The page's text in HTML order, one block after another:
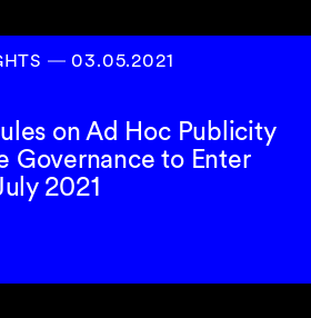
― 03.05.2021
on Ad Hoc Publicity
Governance to Enter
2021